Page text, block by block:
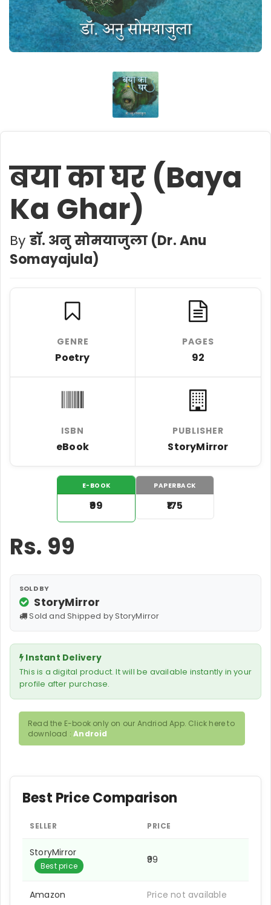
बया का घर (Baya
Ka Ghar)
By डॉ. अनु सोमयाजुला (Dr. Anu
Somayajula)
GENRE
Poetry
PAGES
92
ISBN
eBook
PUBLISHER
StoryMirror
E-BOOK
₹99
PAPERBACK
₹175
Rs. 99
SOLD BY
StoryMirror
Sold and Shipped by StoryMirror
Instant Delivery
This is a digital product. It will be available instantly in your
profile after purchase.
Read the E-book only on our Andriod App. Click here to
download :Android
Best Price Comparison
SELLER PRICE
StoryMirror
Best price
₹99
Amazon Price not available